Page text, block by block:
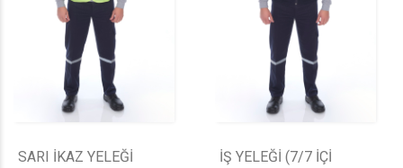
SARI İKAZ YELEĞİ
İŞ YELEĞİ (7/7 İÇİ